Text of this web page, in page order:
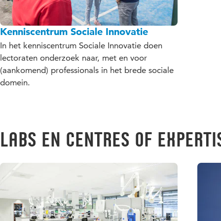
Kenniscentrum Sociale Innovatie
In het kenniscentrum Sociale Innovatie doen
lectoraten onderzoek naar, met en voor
(aankomend) professionals in het brede sociale
domein.
Labs en Centres of